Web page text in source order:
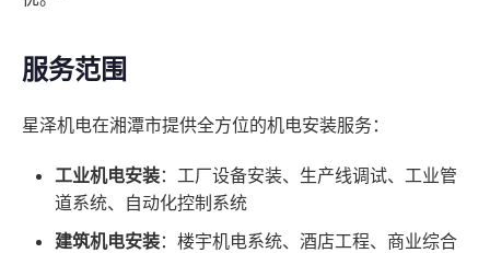
服务范围
星泽机电在湘潭市提供全方位的机电安装服务：
工业机电安装：工厂设备安装、生产线调试、工业管
道系统、自动化控制系统
建筑机电安装：楼宇机电系统、酒店工程、商业综合